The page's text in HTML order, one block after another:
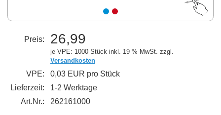
Preis: 26,99
je VPE: 1000 Stück inkl. 19 % MwSt. zzgl.
Versandkosten
VPE:
0,03 EUR pro Stück
Lieferzeit:
1-2 Werktage
Art.Nr.:
262161000